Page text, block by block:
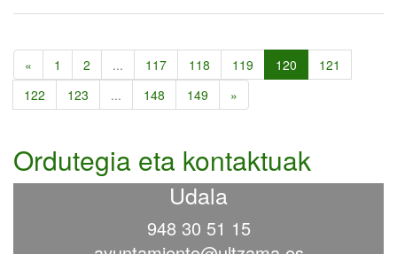
« 1 2 ... 117 118 119 120
121
122
123 ... 148 149 »
Ordutegia eta kontaktuak
Udala
948 30 51 15